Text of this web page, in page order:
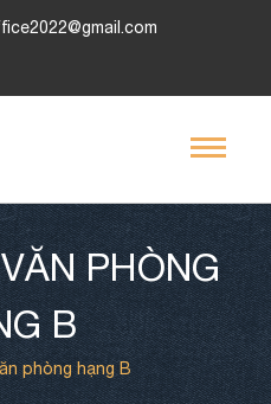
PHÒNG
B
phòng hạng B